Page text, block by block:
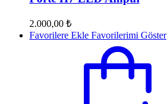
2.000,00 ₺
Favorilere Ekle Favorilerimi Göster